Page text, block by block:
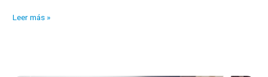
¿Por
Leer más »